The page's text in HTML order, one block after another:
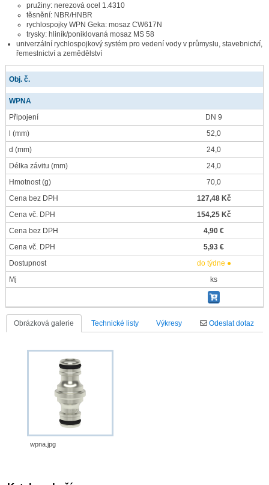
pružiny: nerezová ocel 1.4310
těsnění: NBR/HNBR
rychlospojky WPN Geka: mosaz CW617N
trysky: hliník/poniklovaná mosaz MS 58
univerzální rychlospojkový systém pro vedení vody v průmyslu, stavebnictví,
řemeslnictví a zemědělství
Obj. č.
WPNA
Připojení
DN 9
(mm)
52,0
d (mm)
24,0
Délka závitu (mm)
24,0
Hmotnost(g)
70,0
Cena bez DPH
127,48 Kč
Cena vč. DPH
154,25 Kč
Cena bez DPH
4,90 €
Cena vč. DPH
5,93 €
Dostupnost
do týdne ●
Mj
ks
Obrázková galerie Technické listy Výkresy Odeslat dotaz
wpna.jpg